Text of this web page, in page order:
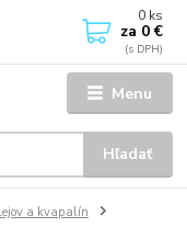
Menu
Hľadať
0 ks
za 0 €
a kvapalín